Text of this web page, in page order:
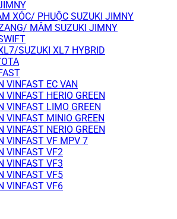
XÓC/ PHUỘC SUZUKI JIMNY
MÂM SUZUKI JIMNY
SUZUKI XL7 HYBRID
VINFAST EC VAN
VINFAST HERIO GREEN
VINFAST LIMO GREEN
VINFAST MINIO GREEN
VINFAST NERIO GREEN
VINFAST VF MPV 7
VINFAST VF2
VINFAST VF3
VINFAST VF5
VINFAST VF6